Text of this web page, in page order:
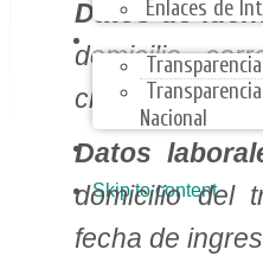
Enlaces de
Transparencia
Transparencia
Nacional
Skip to content
Datos de
domicilio,
civil.
Datos
domicilio del
fecha de